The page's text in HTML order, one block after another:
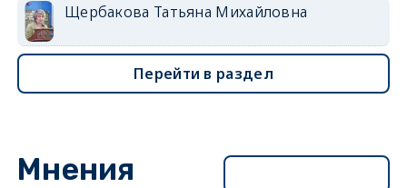
Щербакова Татьяна Михайловна
Перейти в раздел
Мнения